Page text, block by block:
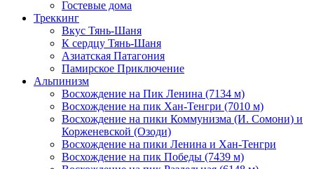
Гостевые дома
Треккинг
Вкус Тянь-Шаня
К сердцу Тянь-Шаня
Азиатская Патагония
Памирское Приключение
Альпинизм
Восхождение на Пик Ленина (7134 м)
Восхождение на пик Хан-Тенгри (7010 м)
Восхождение на пики Коммунизма (И. Сомони) и
Корженевской (Озоди)
Восхождение на пики Ленина и Хан-Тенгри
Восхождение на пик Победы (7439 м)